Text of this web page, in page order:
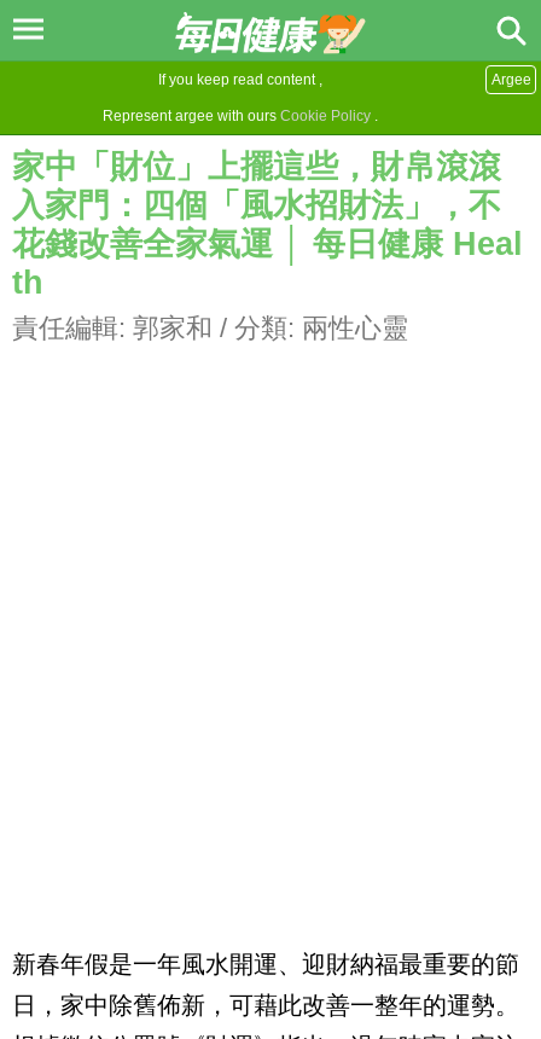
If you keep read content ,
Represent argee with ours Cookie Policy .
Argee
家中「財位」上擺這些，財帛滾滾
入家門：四個「風水招財法」，不
花錢改善全家氣運 │ 每日健康 Heal
th
責任編輯: 郭家和 / 分類: 兩性心靈
新春年假是一年風水開運、迎財納福最重要的節
日，家中除舊佈新，可藉此改善一整年的運勢。